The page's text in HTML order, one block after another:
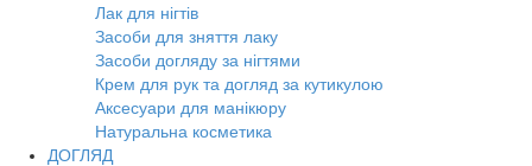
Лак для нігтів
Засоби для зняття лаку
Засоби догляду за нігтями
Крем для рук та догляд за кутикулою
Аксесуари для манікюру
Натуральна косметика
ДОГЛЯД